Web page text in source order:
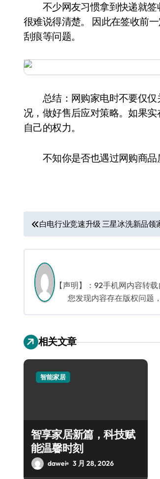
不少网友习惯拿到快递就签
很难说得清楚。 因此在签收前
刮痕等问题。
总结：网购家电时不要仅仅
况，做好售后应对策略。如果
自己的权力。
不知你是否也遇过网购商品
文
章
导
航
白电行业竞速升级 三星冰洗新品领
【声明】：92手机网内容转
您发现内容存在版权问题
相关文章
智能家居
智享家居新篇，科技赋
能温馨时刻
dawei 3 月 28, 2026